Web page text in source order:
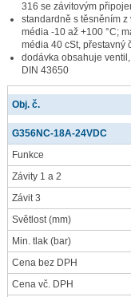
316 se závitovým
standardně s těsněním
média -10 až +100 °C;
média 40 cSt, přestavný
dodávka obsahuje
DIN 43650
Obj. č.
G356NC-18A-24VDC
Funkce
Závity 1 a 2
Závit 3
Světlost(mm)
Min. tlak (bar)
Cena bez DPH
Cena vč. DPH